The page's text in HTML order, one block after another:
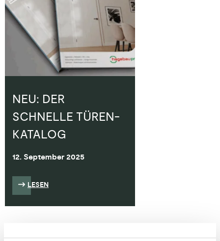
NEU: DER
SCHNELLE TÜREN-
KATALOG
12. September 2025
LESEN